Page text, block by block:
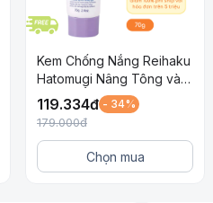
Kem Chống Nắng Reihaku
Hatomugi Nâng Tông và
Dưỡng Ẩm Cho Da SPF
50+ PA++++ Tím 70g
119.334đ - 34%
179.000đ
Chọn mua